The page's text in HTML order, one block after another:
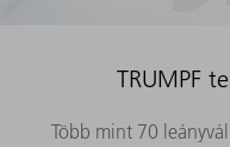
TRUMPF
Több mint 70